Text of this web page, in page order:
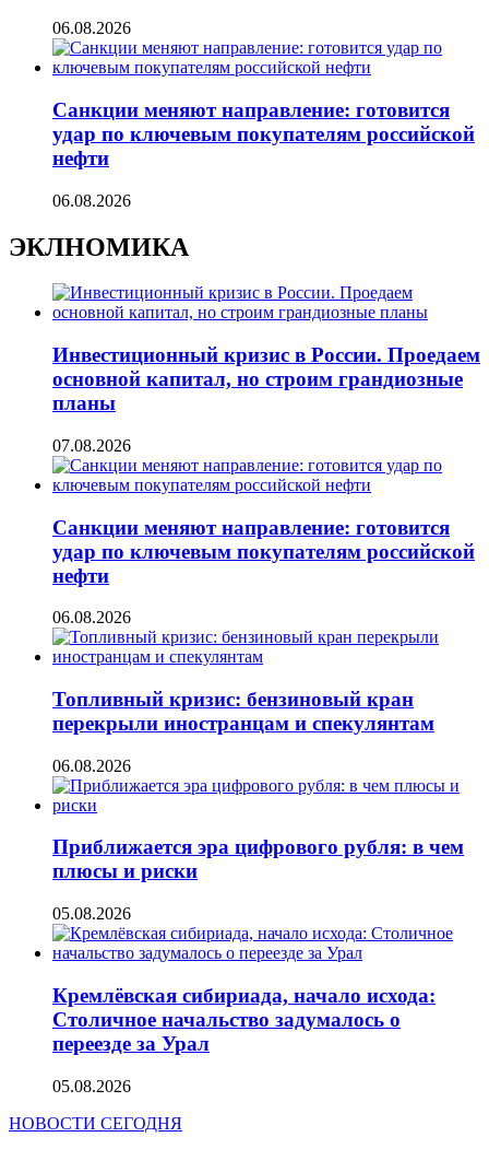
06.08.2026
Санкции меняют направление: готовится
удар по ключевым покупателям российской
нефти
06.08.2026
ЭКЛНОМИКА
Инвестиционный кризис в России. Проедаем
основной капитал, но строим грандиозные
планы
07.08.2026
Санкции меняют направление: готовится
удар по ключевым покупателям российской
нефти
06.08.2026
Топливный кризис: бензиновый кран
перекрыли иностранцам и спекулянтам
06.08.2026
Приближается эра цифрового рубля: в чем
плюсы и риски
05.08.2026
Кремлёвская сибириада, начало исхода:
Столичное начальство задумалось о
переезде за Урал
05.08.2026
НОВОСТИ СЕГОДНЯ